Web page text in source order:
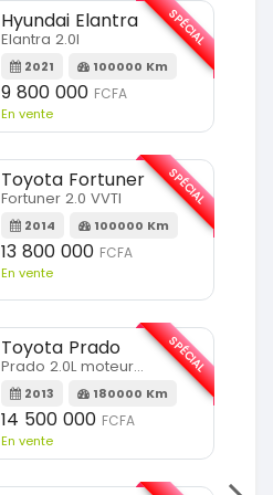
Hyundai Elantra
Elantra 2.0l
2021 100000 Km
9 800 000 FCFA
En vente
SPÉCIAL
Toyota Fortuner
Fortuner 2.0 VVTI
2014 100000 Km
13 800 000 FCFA
En vente
SPÉCIAL
Toyota Prado
Prado 2.0L moteur d4d
2013 180000 Km
14 500 000 FCFA
En vente
SPÉCIAL